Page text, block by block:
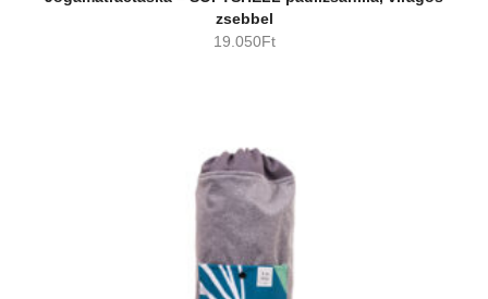
zsebbel
19.050Ft